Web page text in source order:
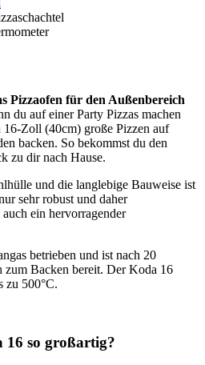
Pizzaofen für den Außenbereich
du auf einer Party Pizzas machen
Zoll (40cm) große Pizzen auf
backen. So bekommst du den
zu dir nach Hause.
und die langlebige Bauweise ist
sehr robust und daher
ein hervorragender
betrieben und ist nach 20
zum Backen bereit. Der Koda 16
zu 500°C.
16 so großartig?